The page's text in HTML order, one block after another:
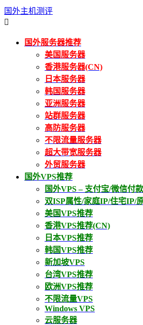
国外主机测评

国外服务器推荐
美国服务器
香港服务器(CN)
日本服务器
韩国服务器
亚洲服务器
站群服务器
高防服务器
不限流量服务器
超大带宽服务器
外贸服务器
国外VPS推荐
国外VPS – 支付宝/微信付款
双ISP属性/家庭IP/住宅IP/
美国VPS推荐
香港VPS推荐(CN)
日本VPS推荐
韩国VPS推荐
新加坡VPS
台湾VPS推荐
欧洲VPS推荐
不限流量VPS
Windows VPS
云服务器